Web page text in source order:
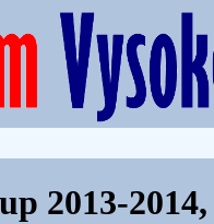
2013-2014,